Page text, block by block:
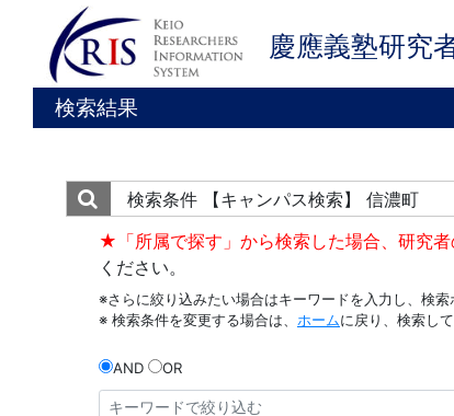
慶應義塾研究
検索結果
検索条件
【キャンパス検索】 信濃町
★「所属で探す」から検索した場合、研究者
ください。
※さらに絞り込みたい場合はキーワードを入力し、検
※ 検索条件を変更する場合は、 ホームに戻り、検索して
AND OR